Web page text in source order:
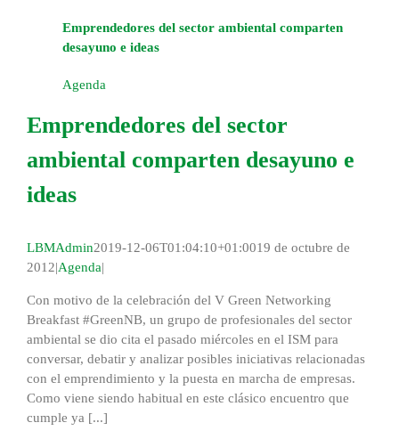
Emprendedores del sector ambiental comparten
desayuno e ideas
Agenda
Emprendedores del sector
ambiental comparten desayuno e
ideas
LBMAdmin2019-12-06T01:04:10+01:0019 de octubre de
2012|Agenda|
Con motivo de la celebración del V Green Networking
Breakfast #GreenNB, un grupo de profesionales del sector
ambiental se dio cita el pasado miércoles en el ISM para
conversar, debatir y analizar posibles iniciativas relacionadas
con el emprendimiento y la puesta en marcha de empresas.
Como viene siendo habitual en este clásico encuentro que
cumple ya [...]